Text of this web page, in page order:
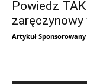
Powiedz
zaręczynowy
Artykuł Sponsorowany